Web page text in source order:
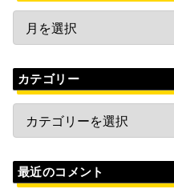
カテゴリー
最近のコメント